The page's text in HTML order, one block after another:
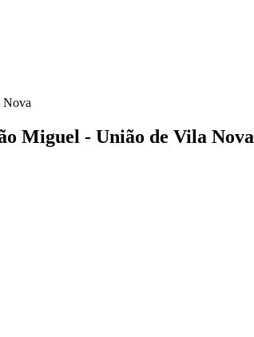
Nova
Miguel - União de Vila Nova